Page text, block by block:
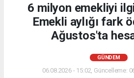
6 milyon emekliyi
Emekli aylığı fark
Ağustos'ta
GÜNDEM
06.08.2026 - 15:02, Güncelleme: